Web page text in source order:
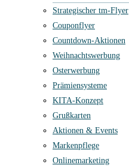
Strategischer tm-Flyer
Couponflyer
Countdown-Aktionen
Weihnachtswerbung
Osterwerbung
Prämiensysteme
KITA-Konzept
Grußkarten
Aktionen & Events
Markenpflege
Onlinemarketing